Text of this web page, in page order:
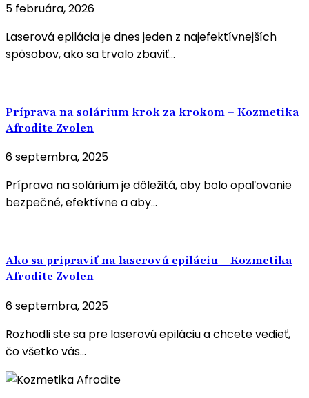
5 februára, 2026
Laserová epilácia je dnes jeden z najefektívnejších
spôsobov, ako sa trvalo zbaviť...
Príprava na solárium krok za krokom – Kozmetika
Afrodite Zvolen
6 septembra, 2025
Príprava na solárium je dôležitá, aby bolo opaľovanie
bezpečné, efektívne a aby...
Ako sa pripraviť na laserovú epiláciu – Kozmetika
Afrodite Zvolen
6 septembra, 2025
Rozhodli ste sa pre laserovú epiláciu a chcete vedieť,
čo všetko vás...